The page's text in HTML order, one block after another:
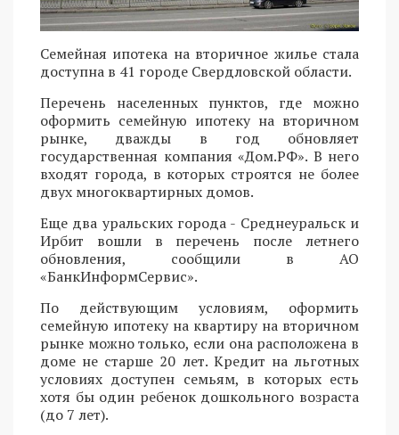
Семейная ипотека на вторичное жилье стала
доступна в 41 городе Свердловской области.
Перечень населенных пунктов, где можно
оформить семейную ипотеку на вторичном
рынке, дважды в год обновляет
государственная компания «Дом.РФ». В него
входят города, в которых строятся не более
двух многоквартирных домов.
Еще два уральских города - Среднеуральск и
Ирбит вошли в перечень после летнего
обновления, сообщили в АО
«БанкИнформСервис».
По действующим условиям, оформить
семейную ипотеку на квартиру на вторичном
рынке можно только, если она расположена в
доме не старше 20 лет. Кредит на льготных
условиях доступен семьям, в которых есть
хотя бы один ребенок дошкольного возраста
(до 7 лет).